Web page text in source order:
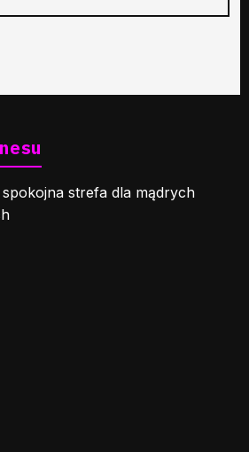
strefa dla mądrych